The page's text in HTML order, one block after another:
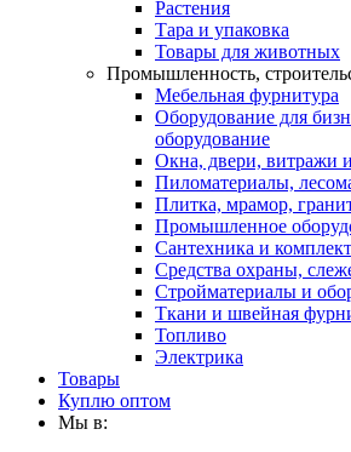
Растения
Тара и упаковка
Товары для животных
Промышленность,
Мебельная фурнитура
Оборудование для
оборудование
Окна, двери, витражи
Пиломатериалы,
Плитка, мрамор,
Промышленное
Сантехника и
Средства охраны,
Стройматериалы и
Ткани и швейная
Топливо
Электрика
Товары
Куплю оптом
Мы в: